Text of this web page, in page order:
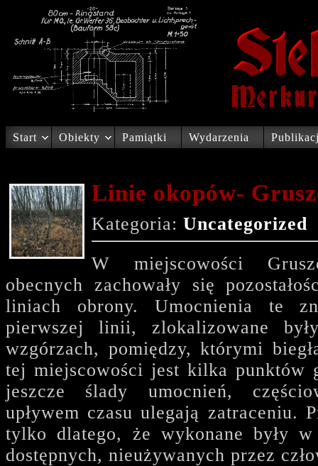
Start Obiekty Pamiątki Wydarzenia
Linie okopów-
Kategoria: Uncategorized
W miejscowości
obecnych zachowały się
liniach obrony. Umocnienia te
pierwszej linii, zlokalizowane
wzgórzach, pomiędzy, którymi
tej miejscowości jest kilka punktów
jeszcze ślady umocnień,
upływem czasu ulegają zatraceniu.
tylko dlatego, że wykonane były
dostępnych, nieużywanych przez